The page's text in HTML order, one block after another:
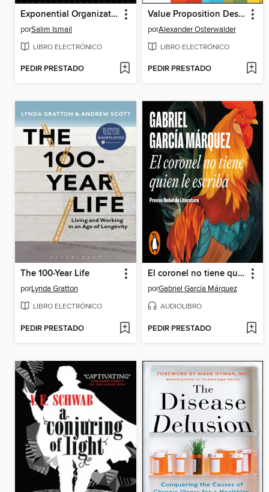
Exponential Organizations
porSalim Ismail
LIBRO ELECTRÓNICO
PEDIR PRESTADO
Value Proposition Design
porAlexander Osterwalder
LIBRO ELECTRÓNICO
PEDIR PRESTADO
The 100-Year Life
porLynda Gratton
LIBRO ELECTRÓNICO
PEDIR PRESTADO
El coronel no tiene quien le escriba
porGabriel García Márquez
AUDIOLIBRO
PEDIR PRESTADO